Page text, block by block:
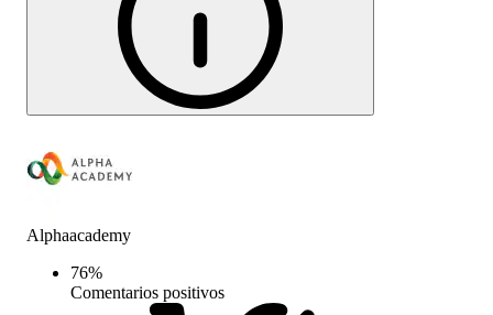
Alphaacademy
76%
Comentarios positivos